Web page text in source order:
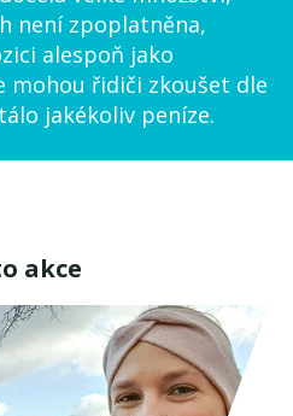
není zpoplatněna,
alespoň jako
mohou řidiči zkoušet dle
jakékoliv peníze.
akce